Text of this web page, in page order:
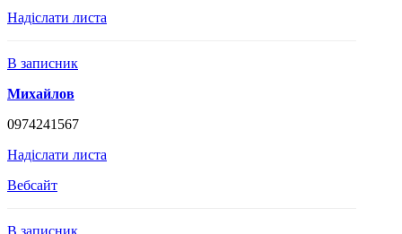
Надіслати листа
В записник
Михайлов
0974241567
Надіслати листа
Вебсайт
В записник